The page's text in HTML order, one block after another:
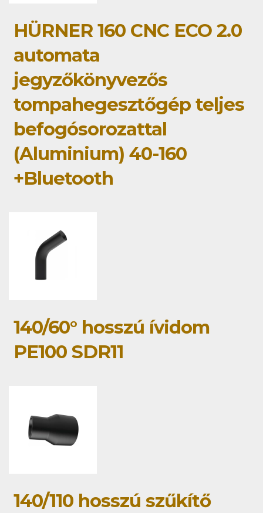
HÜRNER 160 CNC ECO 2.0
automata
jegyzőkönyvezős
tompahegesztőgép teljes
befogósorozattal
(Aluminium) 40-160
+Bluetooth
140/60° hosszú ívidom
PE100 SDR11
140/110 hosszú szűkítő